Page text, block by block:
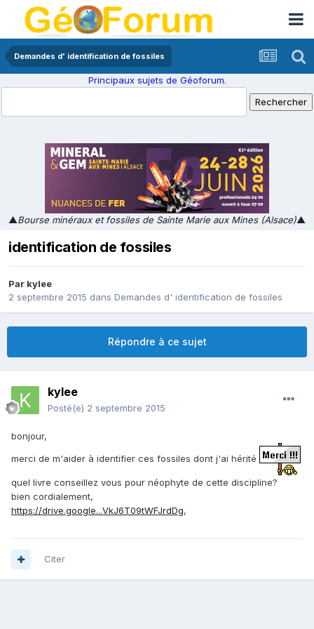
Demandes d' identification de fossiles
Principaux sujets de Géoforum.
▲Bourse minéraux et fossiles de Sainte Marie aux Mines (Alsace)▲
identification de fossiles
Par kylee
2 septembre 2015 dans Demandes d' identification de fossiles
Répondre à ce sujet
kylee
Posté(e) 2 septembre 2015
bonjour,
merci de m'aider à identifier ces fossiles dont j'ai hérité
quel livre conseillez vous pour néophyte de cette discipline?
bien cordialement,
https://drive.google...VkJ6T09tWFJrdDg,
Citer